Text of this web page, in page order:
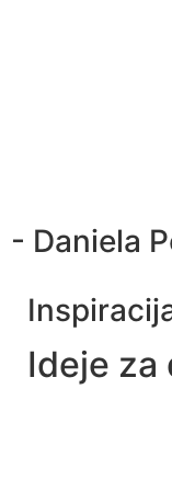
- Daniela
Ideje za